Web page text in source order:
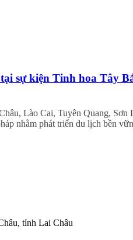
sự kiện Tinh hoa Tây
Lào Cai, Tuyên Quang,
nhằm phát triển du lịch bền
tỉnh Lai Châu